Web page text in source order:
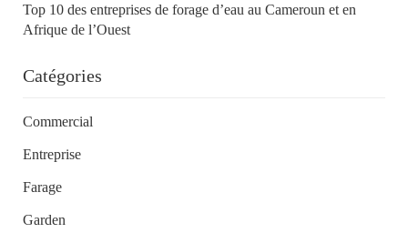
Top 10 des entreprises de forage d’eau au Cameroun et en
Afrique de l’Ouest
Catégories
Commercial
Entreprise
Farage
Garden